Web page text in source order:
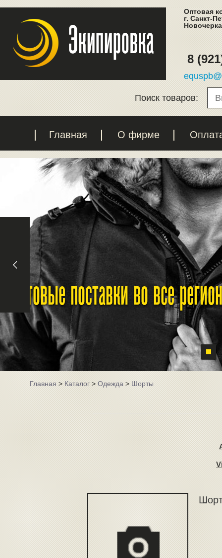
Оптовая
г. Санкт-
8
Поиск товаров:
Главная О фирме
Оптовые поставки во все
Главная>Каталог>Одежда>Шорты